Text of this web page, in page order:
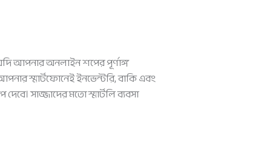
আপনার অনলাইন শপের পূর্ণাঙ্গ
স্মার্টফোনেই ইনভেন্টরি, বাকি এবং
সাজ্জাদের মতো স্মার্টলি ব্যবসা